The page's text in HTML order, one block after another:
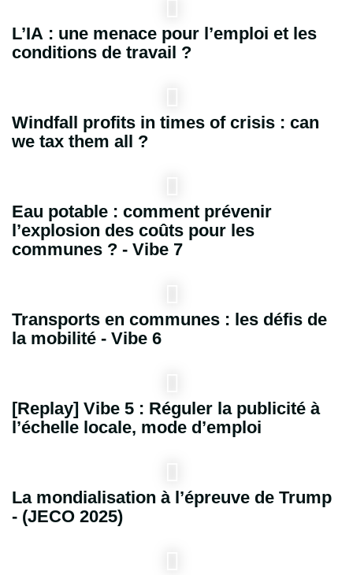
L’IA : une menace pour l’emploi et les
conditions de travail ?
Windfall profits in times of crisis : can
we tax them all ?
Eau potable : comment prévenir
l’explosion des coûts pour les
communes ? - Vibe 7
Transports en communes : les défis de
la mobilité - Vibe 6
[Replay] Vibe 5 : Réguler la publicité à
l’échelle locale, mode d’emploi
La mondialisation à l’épreuve de Trump
- (JECO 2025)